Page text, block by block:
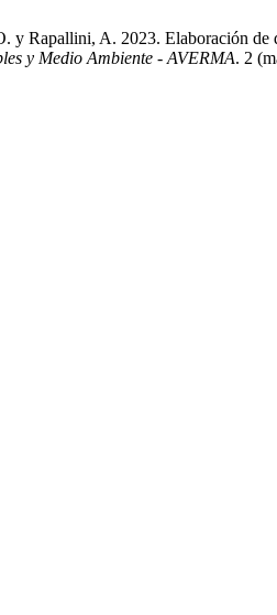
y Rapallini, A. 2023. Elaboración
y Medio Ambiente - AVERMA. 2